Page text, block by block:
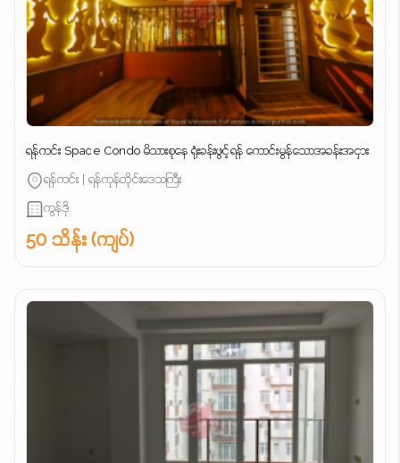
ရန်ကင်း Space Condo မိသားစုနေ ရုံးခန်းဖွင့်ရန် ကောင်းမွန်သောအခန်းအငှား
ရန်ကင်း | ရန်ကုန်တိုင်းဒေသကြီး
ကွန်ဒို
50 သိန်း (ကျပ်)